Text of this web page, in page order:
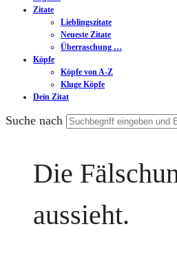
Zitate
Lieblingszitate
Neueste Zitate
Überraschung …
Köpfe
Köpfe von A-Z
Kluge Köpfe
Dein Zitat
Suche nach
Die
aussieht.